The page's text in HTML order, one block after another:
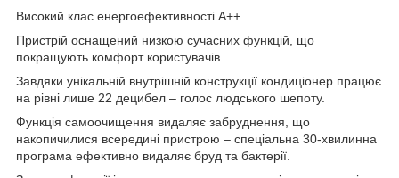
Високий клас енергоефективності А++.
Пристрій оснащений низкою сучасних функцій, що
покращують комфорт користувачів.
Завдяки унікальній внутрішній конструкції кондиціонер працює
на рівні лише 22 децибел – голос людського шепоту.
Функція самоочищення видаляє забруднення, що
накопичилися всередині пристрою – спеціальна 30-хвилинна
програма ефективно видаляє бруд та бактерії.